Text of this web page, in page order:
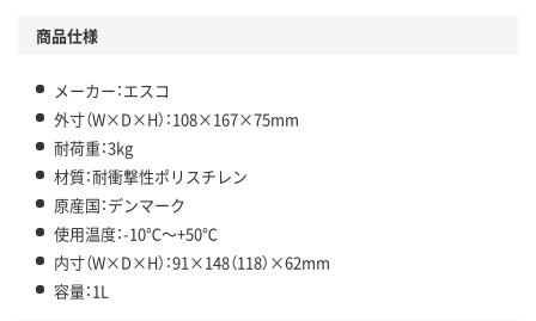
商品仕様
メーカー：エスコ
外寸（W×D×H）：108×167×75mm
耐荷重：3kg
材質：耐衝撃性ポリスチレン
原産国：デンマーク
使用温度：-10℃～+50℃
内寸（W×D×H）：91×148（118）×62mm
容量：1L